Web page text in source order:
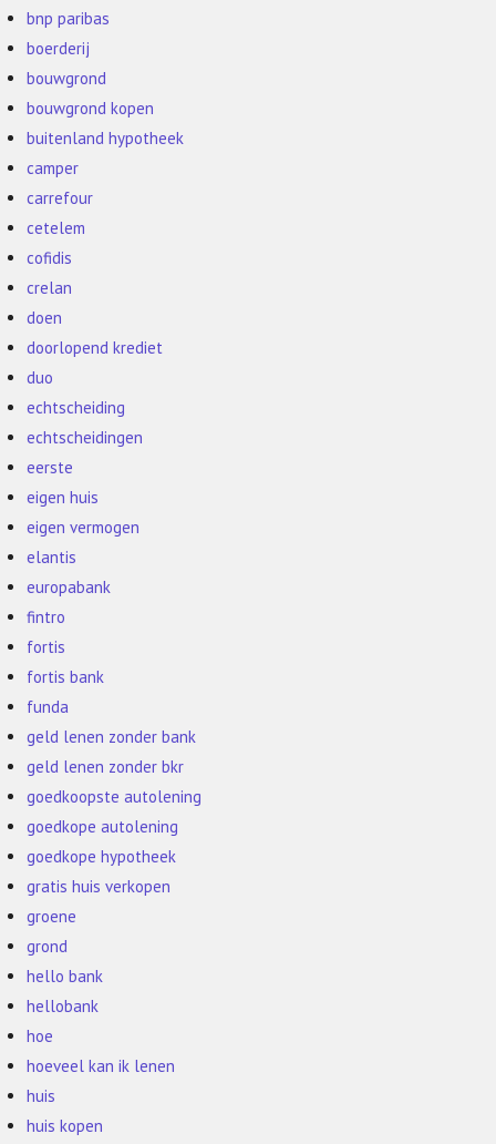
bnp paribas
boerderij
bouwgrond
bouwgrond kopen
buitenland hypotheek
camper
carrefour
cetelem
cofidis
crelan
doen
doorlopend krediet
duo
echtscheiding
echtscheidingen
eerste
eigen huis
eigen vermogen
elantis
europabank
fintro
fortis
fortis bank
funda
geld lenen zonder bank
geld lenen zonder bkr
goedkoopste autolening
goedkope autolening
goedkope hypotheek
gratis huis verkopen
groene
grond
hello bank
hellobank
hoe
hoeveel kan ik lenen
huis
huis kopen